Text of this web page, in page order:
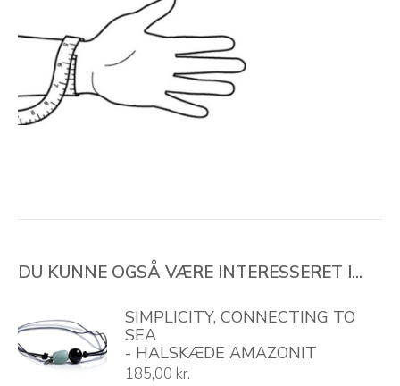
DU KUNNE OGSÅ VÆRE INTERESSERET I...
SIMPLICITY, CONNECTING TO
SEA
- HALSKÆDE AMAZONIT
185,00 kr.